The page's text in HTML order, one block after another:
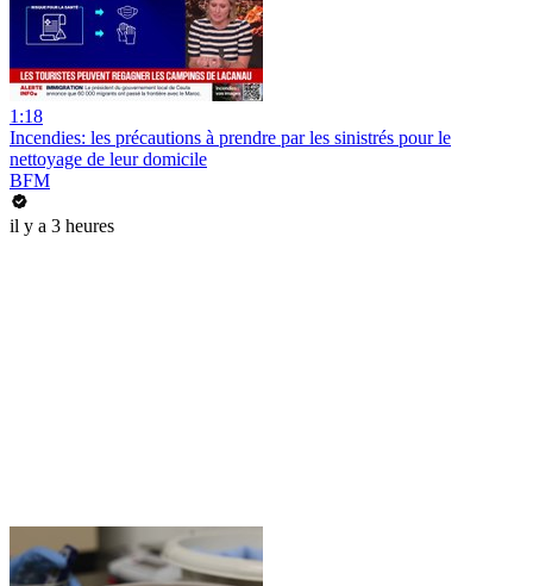
1:18
Incendies: les précautions à prendre par les sinistrés pour le
nettoyage de leur domicile
BFM
il y a 3 heures